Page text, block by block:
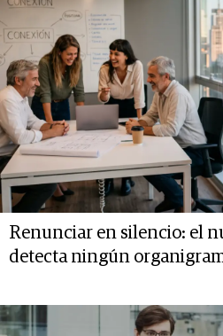
Renunciar en silencio: el
detecta ningún